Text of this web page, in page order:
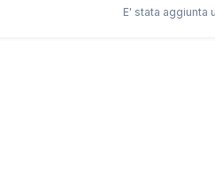
E' stata aggiunta